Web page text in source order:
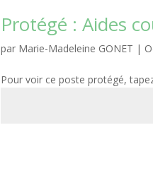
Protégé : Aides
par Marie-Madeleine GONET |
Pour voir ce poste protégé,